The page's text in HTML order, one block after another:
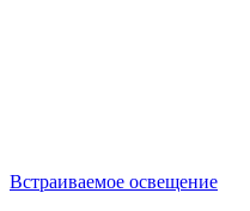
Встраиваемое освещение